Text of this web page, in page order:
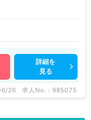
詳細を
見る
26 求人No. : 985075